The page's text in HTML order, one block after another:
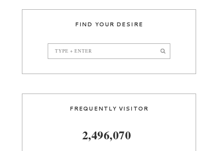
FIND YOUR DESIRE
FREQUENTLY VISITOR
2,496,070